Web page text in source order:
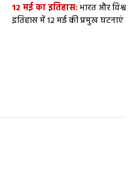
12 मई का इतिहास:भारत और विश्व
इतिहास में 12 मई की प्रमुख घटनाएं